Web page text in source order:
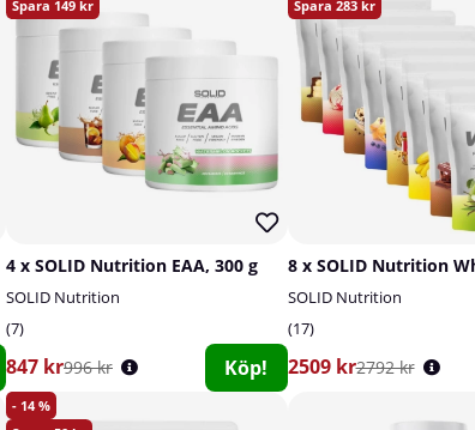
149
4 x SOLID Nutrition EAA, 300 g
SOLID Nutrition
7
847 kr996 kr Köp!
283
8 x SOLID Nutrition
SOLID Nutrition
17
2509 kr2792 kr
14